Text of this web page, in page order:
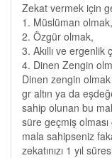
Zekat vermek için
1. Müslüman olmak,
2. Özgür olmak,
3. Akıllı ve ergenlik
4. Dinen Zengin
Dinen zengin olmak
gr altın ya da
sahip olunan bu
süre geçmiş
mala sahipseniz
zekatınızı 1 yıl